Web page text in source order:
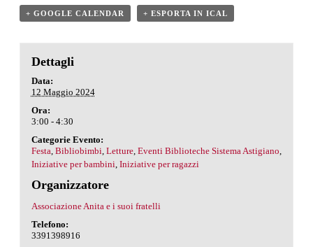
+ GOOGLE CALENDAR + ESPORTA IN ICAL
Dettagli
Data:
12 Maggio 2024
Ora:
3:00 - 4:30
Categorie Evento:
Festa Bibliobimbi Letture, Eventi Biblioteche Sistema Astigiano
Iniziative per bambini Iniziative per ragazzi
Organizzatore
Associazione Anita e i suoi fratelli
Telefono:
3391398916